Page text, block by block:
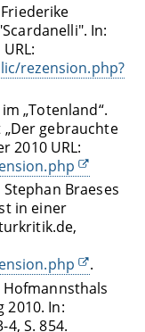
In:
rezension.php?
„Totenland“.
gebrauchte
2010 URL:
Braeses
in einer
.
Hofmannsthals
2010. In:
S. 854.